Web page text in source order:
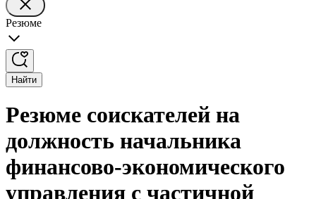
Резюме
Найти
Резюме соискателей на
должность начальника
финансово-экономического
управления с частичной